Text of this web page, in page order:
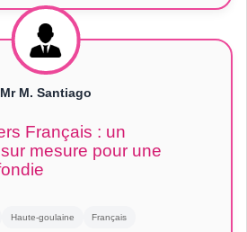
Mr M. Santiago
Français : un
mesure pour une
Haute-goulaine Français